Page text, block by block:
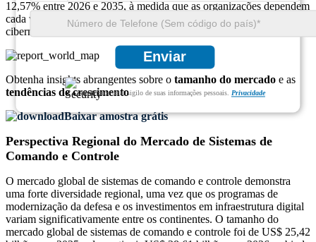
Enviar
Garantimos total sigilo de suas informações pessoais. Privacidade
12,57% entre 2026 e 2035, à medida que as organizações dependem
cada vez mais da integração de TI, estruturas de segurança
cibernética e infraestruturas de comando baseadas na nuvem.
Obtenha insights abrangentes sobre o tamanho do mercado e as
tendências de crescimento
Baixar amostra grátis
Perspectiva Regional do Mercado de Sistemas de
Comando e Controle
O mercado global de sistemas de comando e controle demonstra
uma forte diversidade regional, uma vez que os programas de
modernização da defesa e os investimentos em infraestrutura digital
variam significativamente entre os continentes. O tamanho do
mercado global de sistemas de comando e controle foi de US$ 25,42